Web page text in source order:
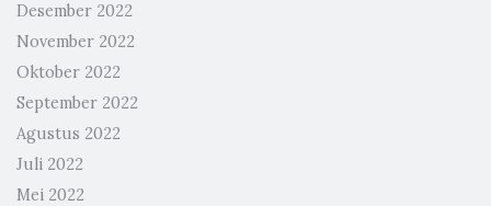
Desember 2022
November 2022
Oktober 2022
September 2022
Agustus 2022
Juli 2022
Mei 2022